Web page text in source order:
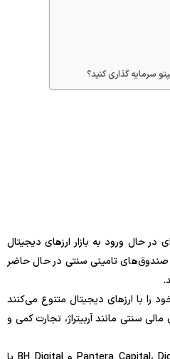
سرمایه گذاری کنید؟
در حال ورود به بازار ارزهای دیجیتال
صندوق‌های تامینی سنتی در حال حاضر
را با ارزهای دیجیتال متنوع می‌کنند
سنتی مانند آربیتراژ، تجارت کمی و